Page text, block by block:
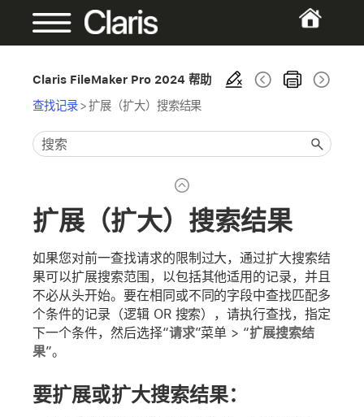
Claris FileMaker Pro 2024 帮助
查找记录>扩展（扩大）搜索结果
扩展（扩大）搜索结果
如果您对前一查找请求的限制过大，通过扩大搜索结
果可以扩展搜索范围，以包括其他适用的记录，并且
不必从头开始。要在相同或不同的字段中查找匹配多
个条件的记录（逻辑 OR 搜索），请执行查找，指定
下一个条件，然后选择“请求”菜单 > “扩展搜索结
果”。
要扩展或扩大搜索结果：